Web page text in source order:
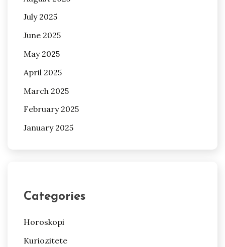
July 2025
June 2025
May 2025
April 2025
March 2025
February 2025
January 2025
Categories
Horoskopi
Kuriozitete